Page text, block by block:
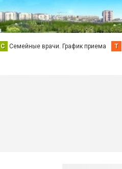
С Семейные врачи. График приема Т